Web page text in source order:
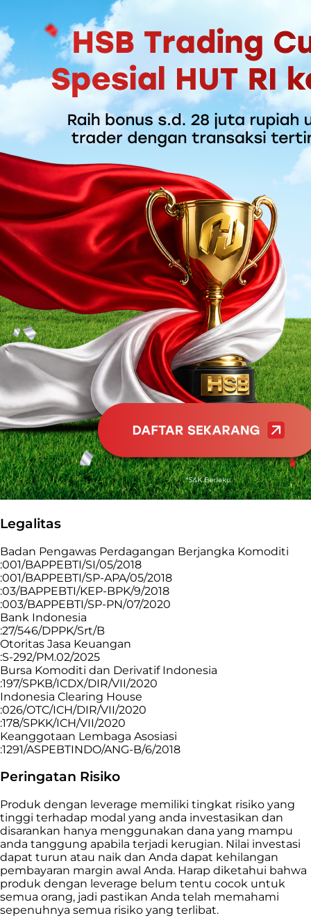
Legalitas
Badan Pengawas Perdagangan Berjangka Komoditi
:001/BAPPEBTI/SI/05/2018
:001/BAPPEBTI/SP-APA/05/2018
:03/BAPPEBTI/KEP-BPK/9/2018
:003/BAPPEBTI/SP-PN/07/2020
Bank Indonesia
:27/546/DPPK/Srt/B
Otoritas Jasa Keuangan
:S-292/PM.02/2025
Bursa Komoditi dan Derivatif Indonesia
:197/SPKB/ICDX/DIR/VII/2020
Indonesia Clearing House
:026/OTC/ICH/DIR/VII/2020
:178/SPKK/ICH/VII/2020
Keanggotaan Lembaga Asosiasi
:1291/ASPEBTINDO/ANG-B/6/2018
Peringatan Risiko
Produk dengan leverage memiliki tingkat risiko yang
tinggi terhadap modal yang anda investasikan dan
disarankan hanya menggunakan dana yang mampu
anda tanggung apabila terjadi kerugian. Nilai investasi
dapat turun atau naik dan Anda dapat kehilangan
pembayaran margin awal Anda. Harap diketahui bahwa
produk dengan leverage belum tentu cocok untuk
semua orang, jadi pastikan Anda telah memahami
sepenuhnya semua risiko yang terlibat.